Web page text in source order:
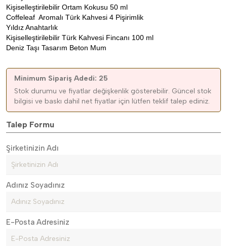
Kişiselleştirilebilir Ortam Kokusu 50 ml
Coffeleaf Aromalı Türk Kahvesi 4 Pişirimlik
Yıldız Anahtarlık
Kişiselleştirilebilir Türk Kahvesi Fincanı 100 ml
Deniz Taşı Tasarım Beton Mum
Minimum Sipariş Adedi: 25
Stok durumu ve fiyatlar değişkenlik gösterebilir. Güncel stok
bilgisi ve baskı dahil net fiyatlar için lütfen teklif talep ediniz.
Talep Formu
Şirketinizin Adı
Adınız Soyadınız
E-Posta Adresiniz